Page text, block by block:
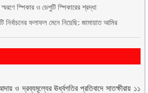
স্পিকার ও ডেপুটি স্পিকারের শ্রদ্ধা
নির্বাচনের ফলাফল মেনে নিয়েছি: জামায়াত আমির
ও দ্রব্যমূল্যের ঊর্ধ্বগতির প্রতিবাদে সাতক্ষীরায় ১১